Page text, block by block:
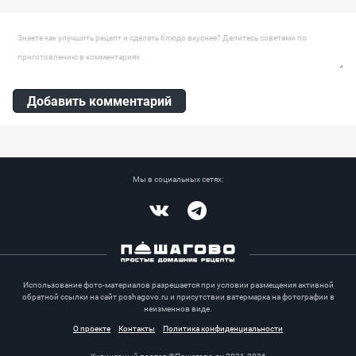
Оставить комментарий
Добавить комментарий
Мы в социальных сетях:
Использование фото-материалов разрешается при условии размещения активной
обратной ссылки на сайт poshagovo.ru и присутствии ватермарка на фотографии в
неизменнов виде.
О проекте
Контакты Политика конфиденциальности